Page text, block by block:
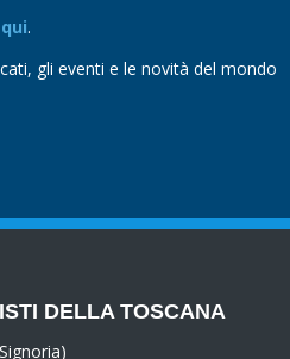
.
gli eventi e le novità del mondo
DELLA TOSCANA